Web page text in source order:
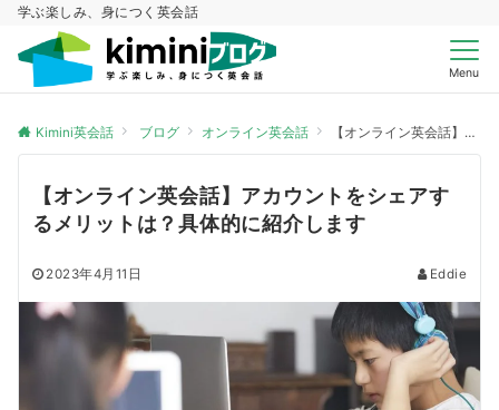
学ぶ楽しみ、身につく英会話
Menu
Kimini英会話 ブログ オンライン英会話 【オンライン英会話】アカウントをシェアするメリットは？具体的に紹介します
【オンライン英会話】アカウントをシェアす
るメリットは？具体的に紹介します
2023年4月11日 Eddie